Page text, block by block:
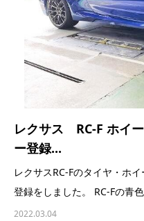
レクサス RC-F ホイ
ー登録...
レクサスRC-Fのタイヤ・ホ
登録をしました。 RC-Fの青
2022.03.04